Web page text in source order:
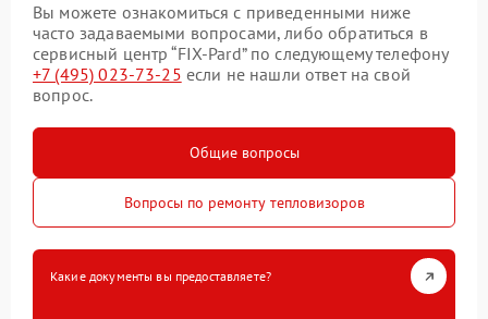
Вы можете ознакомиться с приведенными ниже
часто задаваемыми вопросами, либо обратиться в
сервисный центр “FIX-Pard” по следующему телефону
+7 (495) 023-73-25 если не нашли ответ на свой
вопрос.
Общие вопросы
Вопросы по ремонту тепловизоров
Какие документы вы предоставляете?